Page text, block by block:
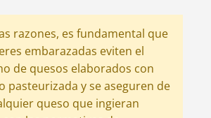
razones, es fundamental que
embarazadas eviten el
de quesos elaborados con
pasteurizada y se aseguren de
queso que ingieran